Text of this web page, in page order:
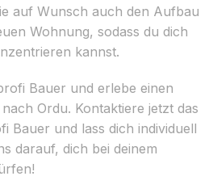
auf Wunsch auch den Aufbau
Wohnung, sodass du dich
kannst.
Bauer und erlebe einen
Ordu. Kontaktiere jetzt das
Bauer und lass dich individuell
darauf, dich bei deinem